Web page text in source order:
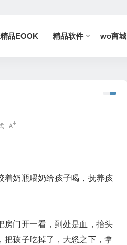
精品EOOK 精品软件 wo商城
着奶瓶喂奶给孩子喝，抚养孩
房门开一看，到处是血，抬头
把孩子吃掉了，大怒之下，拿